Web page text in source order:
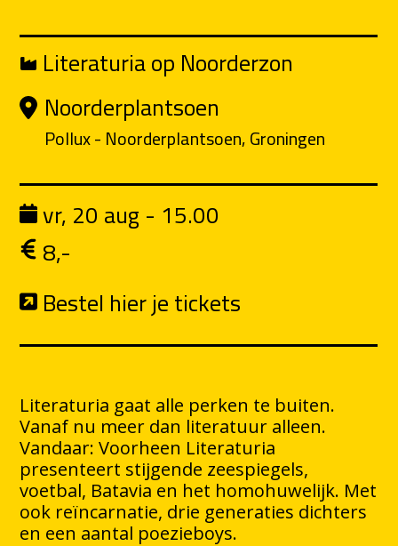
Literaturia op Noorderzon
Noorderplantsoen
Pollux - Noorderplantsoen, Groningen
vr, 20 aug - 15.00
8,-
Bestel hier je tickets
Literaturia gaat alle perken te buiten.
Vanaf nu meer dan literatuur alleen.
Vandaar: Voorheen Literaturia
presenteert stijgende zeespiegels,
voetbal, Batavia en het homohuwelijk. Met
ook reïncarnatie, drie generaties dichters
en een aantal poezieboys.